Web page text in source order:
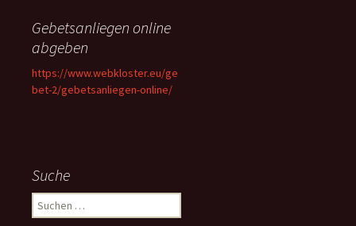
Gebetsanliegen online
abgeben
https://www.webkloster.eu/ge
bet-2/gebetsanliegen-online/
Suche
Suchen
nach: